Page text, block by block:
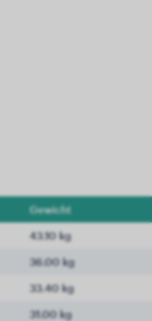
Gewicht
43.10 kg
36.00 kg
33.40 kg
31.00 kg